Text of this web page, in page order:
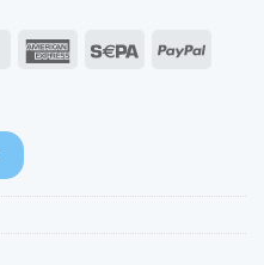
MasterCardAmerican Sepa
PayPal